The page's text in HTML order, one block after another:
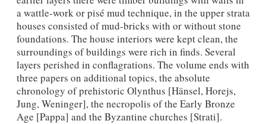
a wattle-work or pisé mud technique, in the upper strata
houses consisted of mud-bricks with or without stone
foundations. The house interiors were kept clean, the
surroundings of buildings were rich in finds. Several
layers perished in conflagrations. The volume ends with
three papers on additional topics, the absolute
chronology of prehistoric Olynthus [Hänsel, Horejs,
Jung, Weninger], the necropolis of the Early Bronze
Age [Pappa] and the Byzantine churches [Strati].